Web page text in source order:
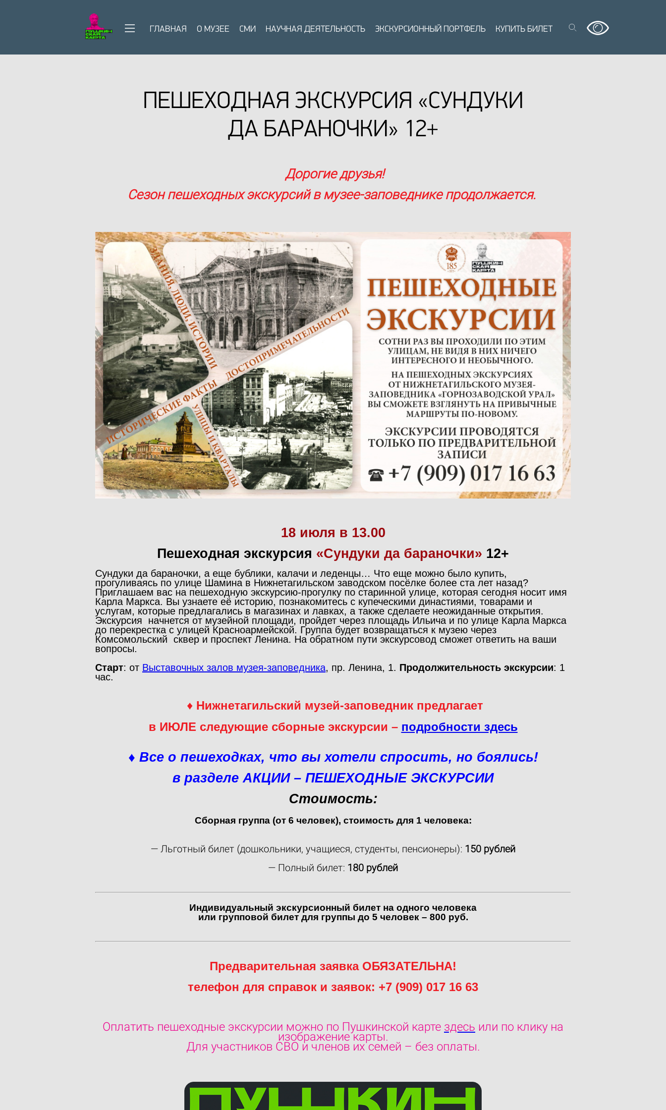
ГЛАВНАЯ О МУЗЕЕ СМИ НАУЧНАЯ ДЕЯТЕЛЬНОСТЬ ЭКСКУРСИОННЫЙ ПОРТФЕЛЬ КУПИТЬ БИЛЕТ
ПЕШЕХОДНАЯ ЭКСКУРСИЯ «СУНДУКИ
ДА БАРАНОЧКИ» 12+
Дорогие друзья!
Сезон пешеходных экскурсий в музее-заповеднике продолжается.
18 июля в 13.00
Пешеходная экскурсия «Сундуки да бараночки» 12+
Сундуки да бараночки, а еще бублики, калачи и леденцы… Что еще можно было купить,
прогуливаясь по улице Шамина в Нижнетагильском заводском посёлке более ста лет назад?
Приглашаем вас на пешеходную экскурсию-прогулку по старинной улице, которая сегодня носит имя
Карла Маркса. Вы узнаете её историю, познакомитесь с купеческими династиями, товарами и
услугам, которые предлагались в магазинах и лавках, а также сделаете неожиданные открытия.
Экскурсия начнется от музейной площади, пройдет через площадь Ильича и по улице Карла Маркса
до перекрестка с улицей Красноармейской. Группа будет возвращаться к музею через
Комсомольский сквер и проспект Ленина. На обратном пути экскурсовод сможет ответить на ваши
вопросы.
Старт: от Выставочных залов музея-заповедника, пр. Ленина, 1. Продолжительность экскурсии: 1
час.
♦ Нижнетагильский музей-заповедник предлагает
в ИЮЛЕ следующие сборные экскурсии – подробности здесь
♦ Все о пешеходках, что вы хотели спросить, но боялись!
в разделе АКЦИИ – ПЕШЕХОДНЫЕ ЭКСКУРСИИ
Стоимость:
Сборная группа (от 6 человек), стоимость для 1 человека:
— Льготный билет (дошкольники, учащиеся, студенты, пенсионеры): 150 рублей
— Полный билет: 180 рублей
Индивидуальный экскурсионный билет на одного человека
или групповой билет для группы до 5 человек – 800 руб.
Предварительная заявка ОБЯЗАТЕЛЬНА!
телефон для справок и заявок: +7 (909) 017 16 63
Оплатить пешеходные экскурсии можно по Пушкинской карте здесь или по клику на
изображение карты.
Для участников СВО и членов их семей – без оплаты.